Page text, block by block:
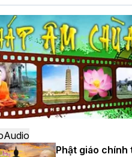
Long trọng lễ khởi công
Trung tâm văn hóa Phật
Ngày tu học cuối cùng
sinh hoạt Phật pháp mùa
tại chùa Bằng
Audio
Phật giáo chính